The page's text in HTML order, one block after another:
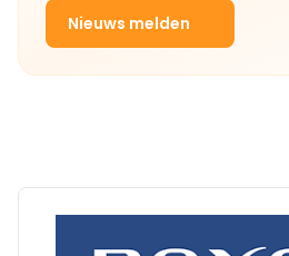
Nieuws melden